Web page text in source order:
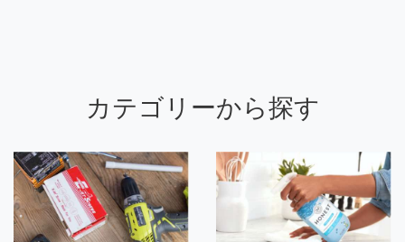
カテゴリーから探す